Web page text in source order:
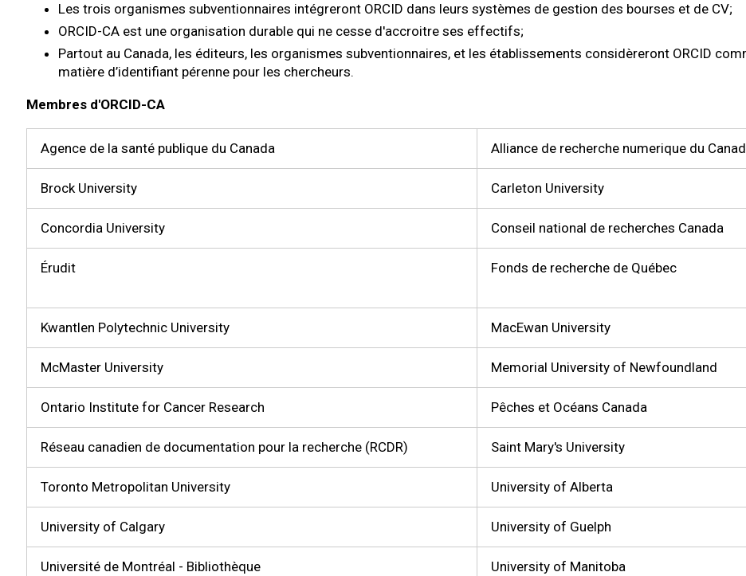
Les trois organismes subventionnaires intégreront ORCID dans leurs systèmes de gestion des bourses et de CV;
ORCID-CA est une organisation durable qui ne cesse d'accroitre ses effectifs;
Partout au Canada, les éditeurs, les organismes subventionnaires, et les établissements considèreront ORCID
matière d’identifiant pérenne pour les chercheurs.
Membres d'ORCID-CA
Agence de la santé publique du Canada Alliance de recherche numerique du
Brock University Carleton University
Concordia University Conseil national de recherches Canada
Érudit Fonds de recherche de Québec
Kwantlen Polytechnic University MacEwan University
McMaster University Memorial University of Newfoundland
Ontario Institute for Cancer Research Pêches et Océans Canada
Réseau canadien de documentation pour la recherche (RCDR) Saint Mary's University
Toronto Metropolitan University University of Alberta
University of Calgary University of Guelph
Université de Montréal - Bibliothèque University of Manitoba